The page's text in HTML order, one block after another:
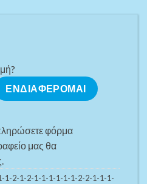
ΤΡΙΗΜΕΡΟ ΔΡΟΣΙΑΣ ΜΕ ΑΦΟΡΜΗ
ΕΝΔΙΑΦΕΡΟΜΑΙ
φόρμα
μας θα
1-2-1-2-1-1-1-1-1-1-2-2-1-1-1-